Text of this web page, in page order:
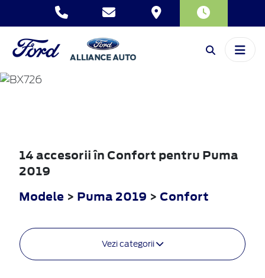
PUMA
14 accesorii în Confort pentru Puma
2019
Modele > Puma 2019 > Confort
Vezi categorii